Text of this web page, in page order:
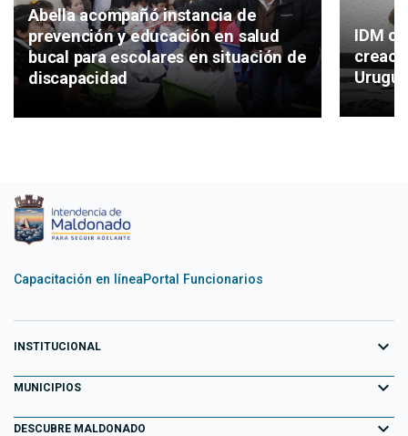
Abella acompañó instancia de
prevención y educación en salud
bucal para escolares en situación de
discapacidad
IDM
Capacitación en líneaPortal Funcionarios
INSTITUCIONAL expand_more
Equipo de Gobierno
Primeros 100 días
MUNICIPIOS expand_more
Aiguá
DESCUBRE MALDONADO expand_more